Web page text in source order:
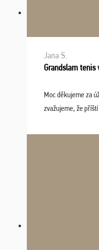
Jana S.
Grandslam tenis
Moc děkujeme za
zvažujeme, že